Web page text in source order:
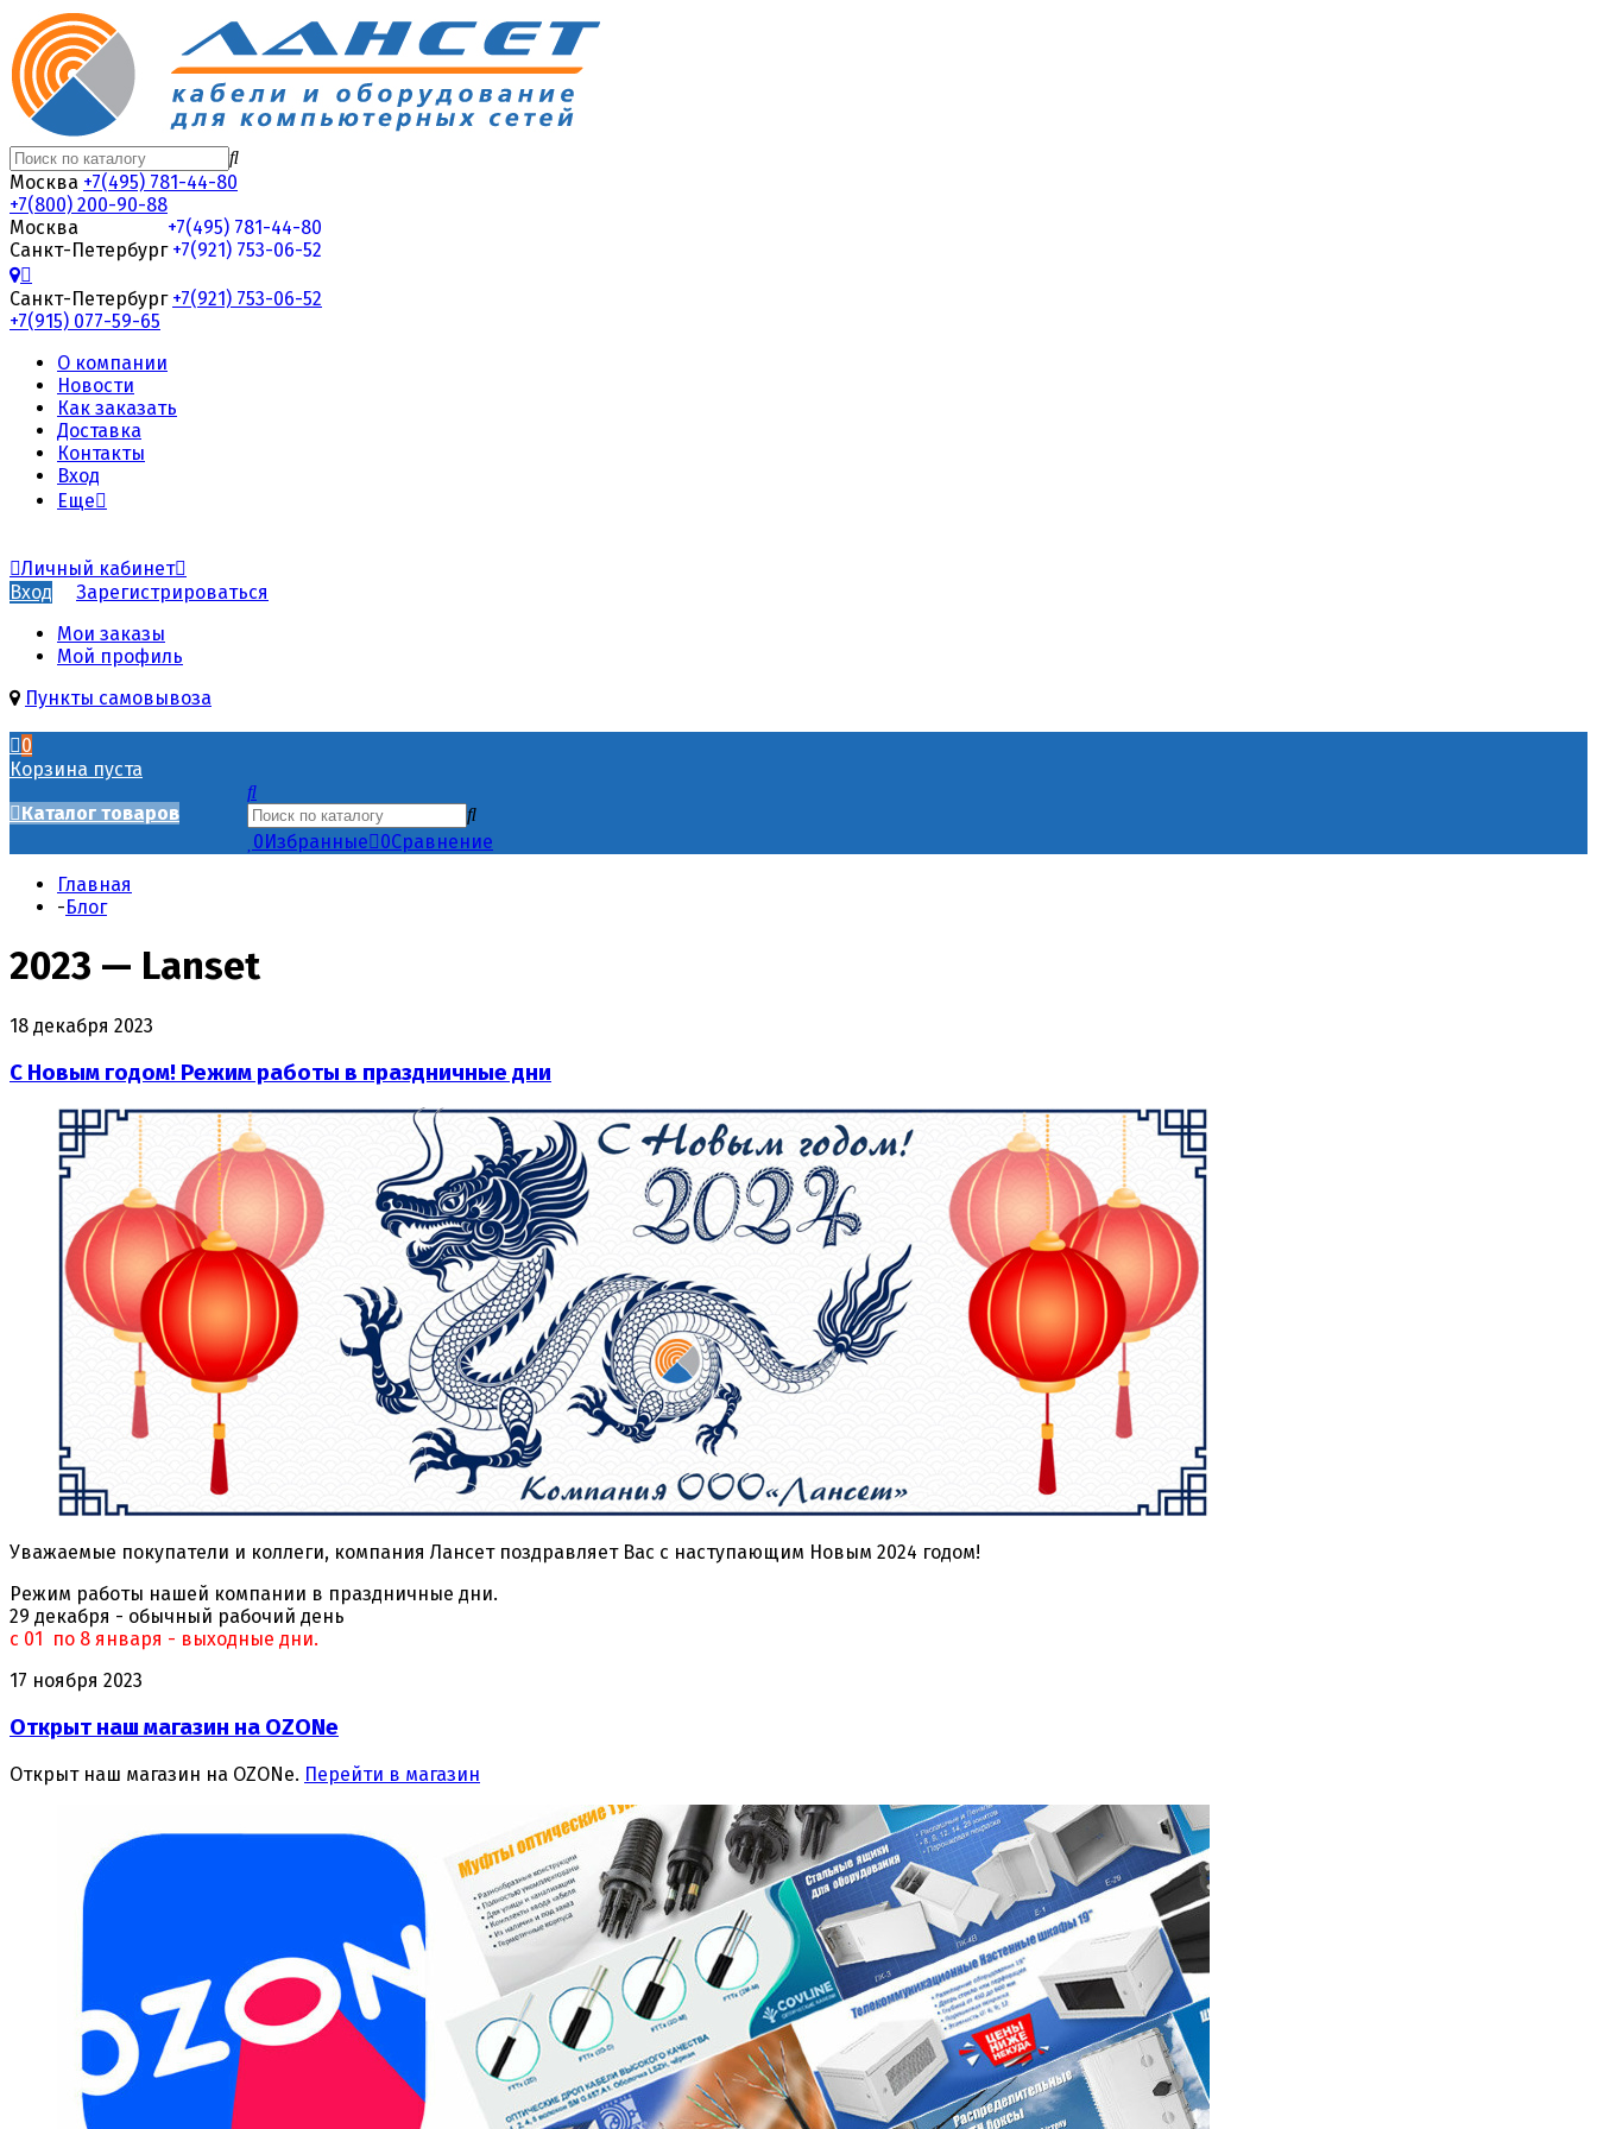
Москва +7(495) 781-44-80
+7(800) 200-90-88
Москва
+7(495) 781-44-80
Санкт-Петербург +7(921) 753-06-52
Санкт-Петербург +7(921) 753-06-52
+7(915) 077-59-65
О компании
Новости
Как заказать
Доставка
Контакты
Вход
Еще
Личный кабинет
Вход
Зарегистрироваться
Мои заказы
Мой профиль
Пункты самовывоза
0
Корзина пуста
Каталог товаров
0Избранные 0Сравнение
Главная
-Блог
2023 — Lanset
18 декабря 2023
С Новым годом! Режим работы в праздничные дни
Уважаемые покупатели и коллеги, компания Лансет поздравляет Вас с наступающим Новым 2024 годом!
Режим работы нашей компании в праздничные дни.
29 декабря - обычный рабочий день
с 01 по 8 января - выходные дни.
17 ноября 2023
Открыт наш магазин на OZONе
Открыт наш магазин на OZONе. Перейти в магазин